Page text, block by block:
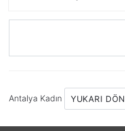
Antalya Kadın YUKARI DÖN